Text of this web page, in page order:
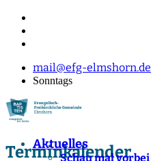
mail@efg-elmshorn.de
Sonntags
Aktuelles
Schau mal vorbei
Terminkalender